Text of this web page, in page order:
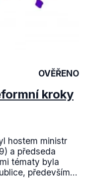
OVĚŘENO
kroky
hostem ministr
a předseda
tématy byla
především...